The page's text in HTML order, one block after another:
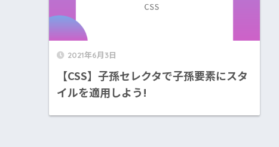
2021年6月3日
【CSS】子孫セレクタで子孫要素にスタ
イルを適用しよう!